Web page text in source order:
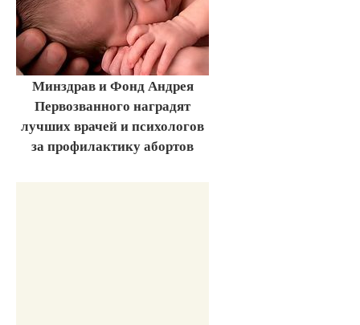
Минздрав и Фонд Андрея
Первозванного наградят
лучших врачей и психологов
за профилактику абортов